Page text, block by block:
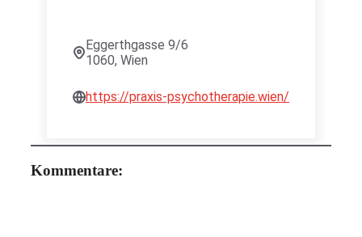
Eggerthgasse 9/6
1060, Wien
https://praxis-psychotherapie.wien/
Kommentare: